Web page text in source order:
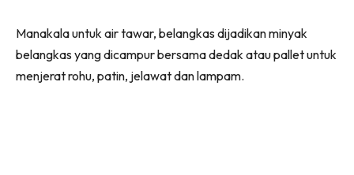
Manakala untuk air tawar, belangkas dijadikan minyak
belangkas yang dicampur bersama dedak atau pallet untuk
menjerat rohu, patin, jelawat dan lampam.